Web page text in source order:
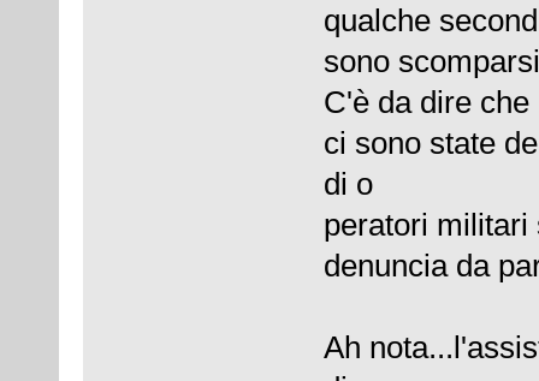
qualche
sono
C'è da dire
ci sono state
di o
peratori militari
denuncia da
Ah